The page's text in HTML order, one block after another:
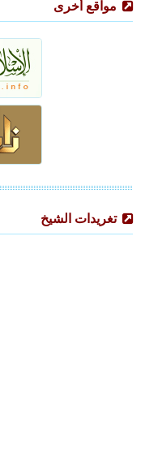
مواقع أخرى
تغريدات الشيخ